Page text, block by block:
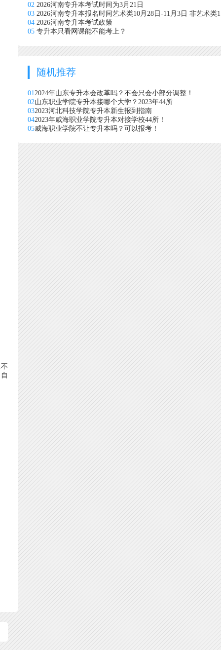
02 2026河南专升本考试时间为3月21日
03 2026河南专升本报名时间艺术类10月28日-11月3日 非艺术类
04 2026河南专升本考试政策
05 专升本只看网课能不能考上？
随机推荐
012024年山东专升本会改革吗？不会只会小部分调整！
02山东职业学院专升本接哪个大学？2023年44所
032023河北科技学院专升本新生报到指南
042023年威海职业学院专升本对接学校44所！
05威海职业学院不让专升本吗？可以报考！